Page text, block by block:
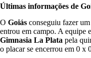
Últimas informações de
O Goiás conseguiu fazer
entrou em campo. A equipe
Gimnasia La Plata pela
o placar se encerrou em 0 x